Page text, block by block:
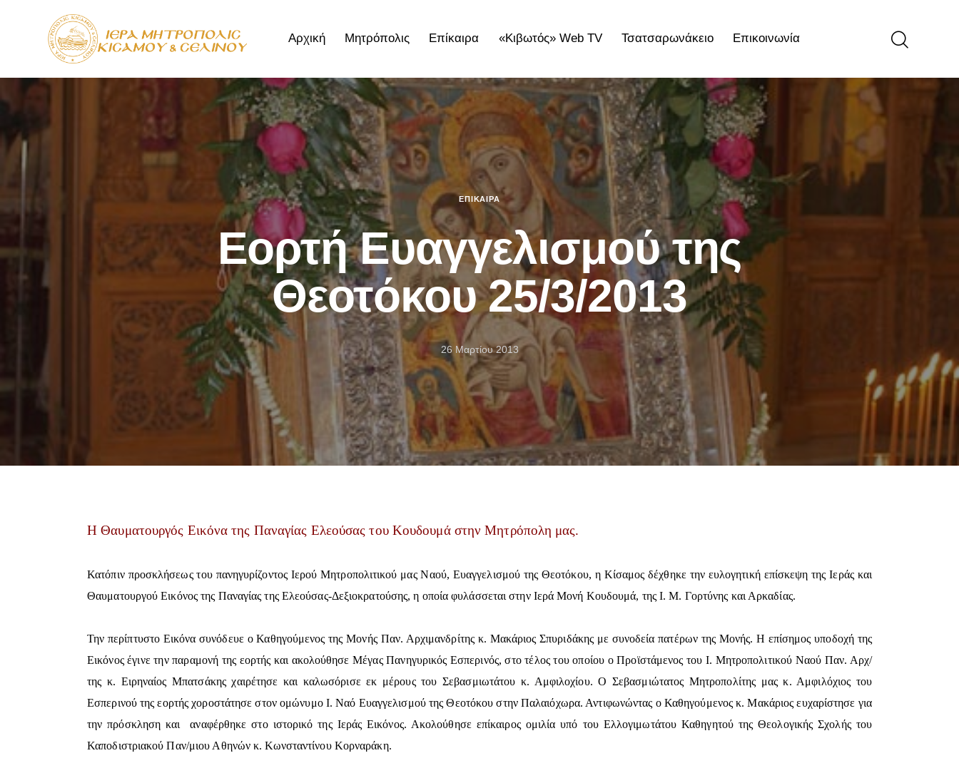
Αρχική Μητρόπολις Επίκαιρα «Κιβωτός» Web TV Τσατσαρωνάκειο Επικοινωνία
Αρχική Μητρόπολις Επίκαιρα «Κιβωτός» Web TV Τσατσαρωνάκειο Επικοινωνία
ΕΠΊΚΑΙΡΑ
Εορτή Ευαγγελισμού της
Θεοτόκου 25/3/2013
26 Μαρτίου 2013
Η Θαυματουργός Εικόνα της Παναγίας Ελεούσας του Κουδουμά στην Μητρόπολη μας.
Κατόπιν προσκλήσεως του πανηγυρίζοντος Ιερού Μητροπολιτικού μας Ναού, Ευαγγελισμού της Θεοτόκου, η Κίσαμος δέχθηκε την ευλογητική επίσκεψη της Ιεράς και
Θαυματουργού Εικόνος της Παναγίας της Ελεούσας-Δεξιοκρατούσης, η οποία φυλάσσεται στην Ιερά Μονή Κουδουμά, της Ι. Μ. Γορτύνης και Αρκαδίας.
Την περίπτυστο Εικόνα συνόδευε ο Καθηγούμενος της Μονής Παν. Αρχιμανδρίτης κ. Μακάριος Σπυριδάκης με συνοδεία πατέρων της Μονής. Η επίσημος υποδοχή της
Εικόνος έγινε την παραμονή της εορτής και ακολούθησε Μέγας Πανηγυρικός Εσπερινός, στο τέλος του οποίου ο Προϊστάμενος του Ι. Μητροπολιτικού Ναού Παν. Αρχ/
της κ. Ειρηναίος Μπατσάκης χαιρέτησε και καλωσόρισε εκ μέρους του Σεβασμιωτάτου κ. Αμφιλοχίου. Ο Σεβασμιώτατος Μητροπολίτης μας κ. Αμφιλόχιος του
Εσπερινού της εορτής χοροστάτησε στον ομώνυμο Ι. Ναό Ευαγγελισμού της Θεοτόκου στην Παλαιόχωρα. Αντιφωνώντας ο Καθηγούμενος κ. Μακάριος ευχαρίστησε για
την πρόσκληση και αναφέρθηκε στο ιστορικό της Ιεράς Εικόνος. Ακολούθησε επίκαιρος ομιλία υπό του Ελλογιμωτάτου Καθηγητού της Θεολογικής Σχολής του
Καποδιστριακού Παν/μιου Αθηνών κ. Κωνσταντίνου Κορναράκη.